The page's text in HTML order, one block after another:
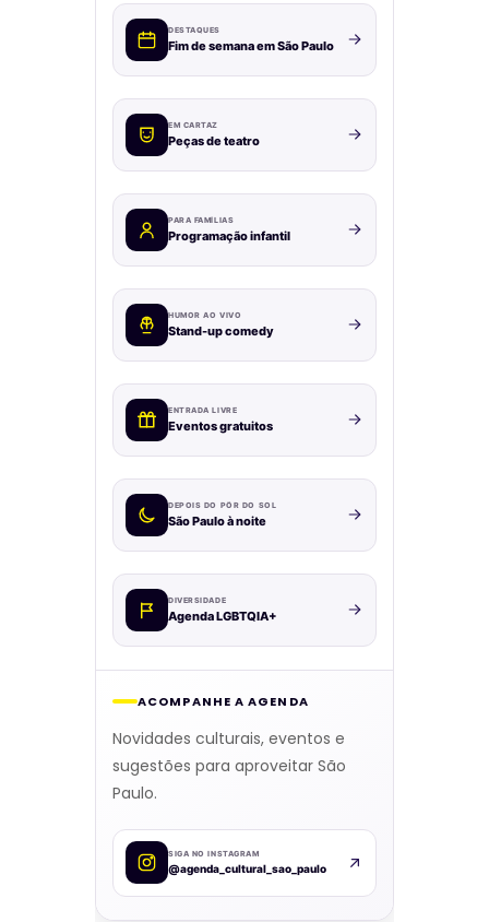
DESTAQUES
Fim de semana em São Paulo
EM CARTAZ
Peças de teatro
PARA FAMÍLIAS
Programação infantil
HUMOR AO VIVO
Stand-up comedy
ENTRADA LIVRE
Eventos gratuitos
DEPOIS DO PÔR DO SOL
São Paulo à noite
DIVERSIDADE
Agenda LGBTQIA+
ACOMPANHE A AGENDA
Novidades culturais, eventos e
sugestões para aproveitar São
Paulo.
SIGA NO INSTAGRAM
@agenda_cultural_sao_paulo